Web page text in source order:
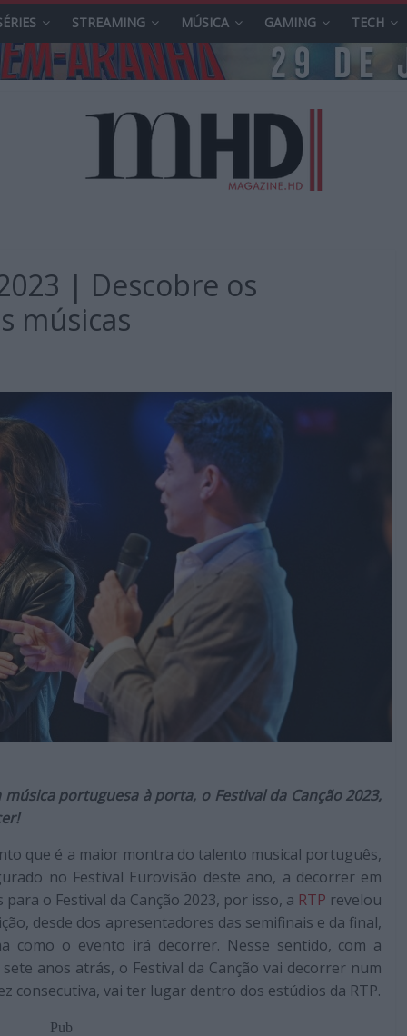
STREAMING MÚSICA GAMING TECH
| Descobre os
músicas
portuguesa à porta, o Festival da Canção 2023,
que é a maior montra do talento musical português,
no Festival Eurovisão deste ano, a decorrer em
o Festival da Canção 2023, por isso, a RTP revelou
desde dos apresentadores das semifinais e da final,
como o evento irá decorrer. Nesse sentido, com a
anos atrás, o Festival da Canção vai decorrer num
consecutiva, vai ter lugar dentro dos estúdios da RTP.
Pub